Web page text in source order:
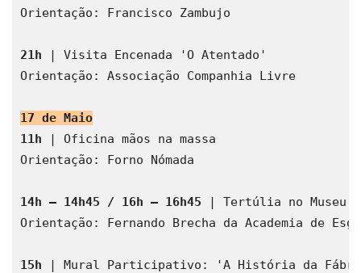
Orientação: Francisco Zambujo
21h | Visita Encenada 'O Atentado'
Orientação: Associação Companhia Livre
17 de Maio
11h | Oficina mãos na massa
Orientação: Forno Nómada
14h – 14h45 / 16h – 16h45 | Tertúlia no Museu
Orientação: Fernando Brecha da Academia de
15h | Mural Participativo: 'A História da